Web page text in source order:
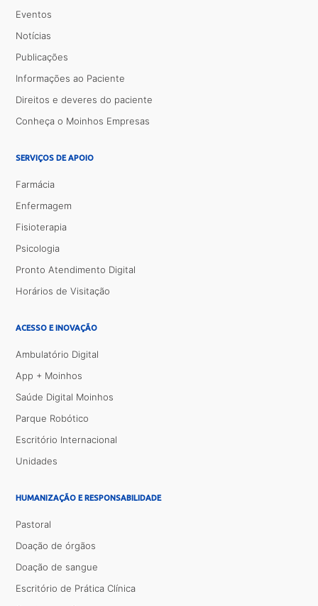
Eventos
Notícias
Publicações
Informações ao Paciente
Direitos e deveres do paciente
Conheça o Moinhos Empresas
SERVIÇOS DE APOIO
Farmácia
Enfermagem
Fisioterapia
Psicologia
Pronto Atendimento Digital
Horários de Visitação
ACESSO E INOVAÇÃO
Ambulatório Digital
App + Moinhos
Saúde Digital Moinhos
Parque Robótico
Escritório Internacional
Unidades
HUMANIZAÇÃO E RESPONSABILIDADE
Pastoral
Doação de órgãos
Doação de sangue
Escritório de Prática Clínica